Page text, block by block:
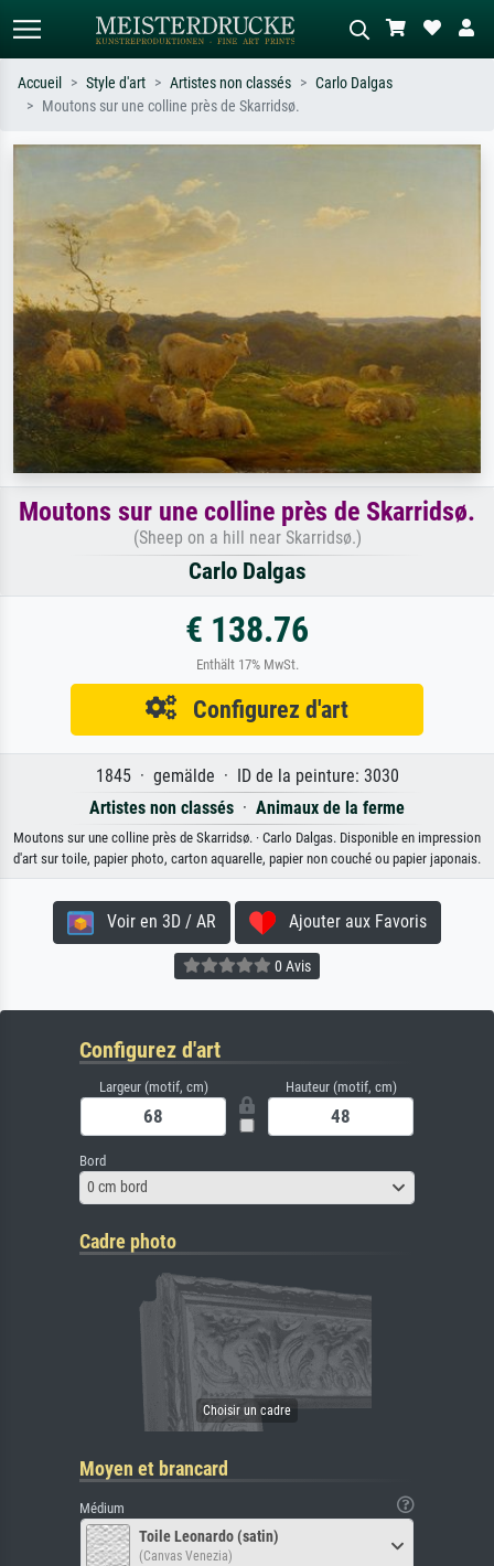
Recherchez par artiste, titre ou style –
ex. Monet, Nuit étoilée,
impressionnisme, vague de Hokusai,
tableau sombre, nu debout près d'un
Accueil Style d'art Artistes non classés
Carlo Dalgas
Moutons sur une colline près de Skarridsø.
Moutons sur une colline près de Skarridsø.
(Sheep on a hill near Skarridsø.)
Carlo Dalgas
€ 138.76
Enthält 17% MwSt.
Configurez d'art
1845 · gemälde · ID de la peinture: 3030
Artistes non classés · Animaux de la ferme
Moutons sur une colline près de Skarridsø. · Carlo Dalgas. Disponible en impression
d'art sur toile, papier photo, carton aquarelle, papier non couché ou papier japonais.
Voir en 3D / AR Ajouter aux Favoris
0 Avis
Configurez d'art
Largeur (motif, cm) Hauteur (motif, cm)
Bord
0 cm bord
Cadre photo
Moyen et brancard
Médium
Toile Leonardo (satin)
(Canvas Venezia)